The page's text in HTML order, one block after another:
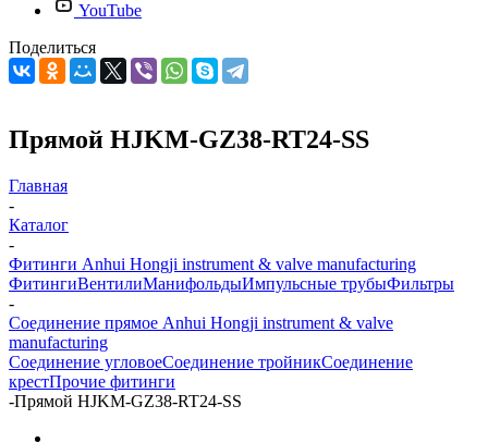
YouTube
Поделиться
Прямой HJKM-GZ38-RT24-SS
Главная
-
Каталог
-
Фитинги Anhui Hongji instrument & valve manufacturing
ФитингиВентилиМанифольдыИмпульсные трубыФильтры
-
Соединение прямое Anhui Hongji instrument & valve
manufacturing
Соединение угловоеСоединение тройникСоединение
крестПрочие фитинги
-Прямой HJKM-GZ38-RT24-SS